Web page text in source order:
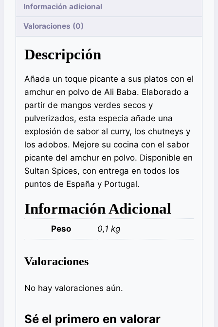
Información adicional
Valoraciones (0)
Descripción
Añada un toque picante a sus platos con el
amchur en polvo de Ali Baba. Elaborado a
partir de mangos verdes secos y
pulverizados, esta especia añade una
explosión de sabor al curry, los chutneys y
los adobos. Mejore su cocina con el sabor
picante del amchur en polvo. Disponible en
Sultan Spices, con entrega en todos los
puntos de España y Portugal.
Información Adicional
Peso 0,1 kg
Valoraciones
No hay valoraciones aún.
Sé el primero en valorar